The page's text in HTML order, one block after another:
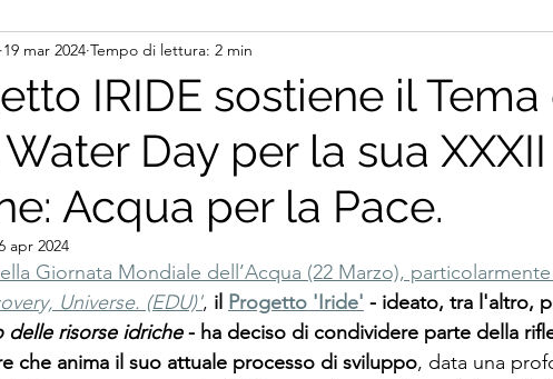
Questioni ESG Turismo
IRIDE sostiene il
Day per la sua XXXII
Acqua per la Pace.
19 mar 2024 Tempo di lettura: 2 min
apr 2024
Giornata Mondiale dell’Acqua (22 Marzo), particolarmente
Universe. (EDU)', il Progetto 'Iride' - ideato, tra l'altro,
delle risorse idriche - ha deciso di condividere parte della
che anima il suo attuale processo di sviluppo, data una